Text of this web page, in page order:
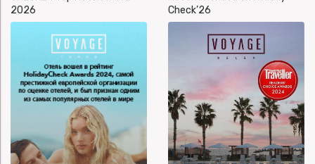
2026
Check’26